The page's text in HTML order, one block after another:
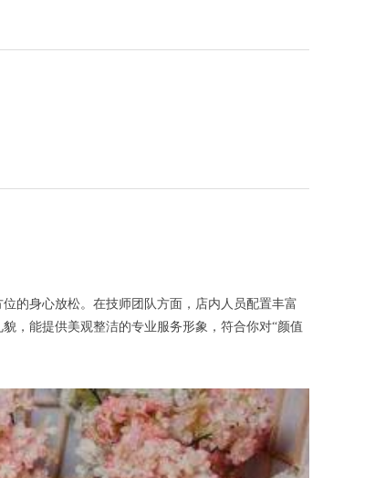
的身心放松。在技师团队方面，店内人员配置丰富
，能提供美观整洁的专业服务形象，符合你对“颜值